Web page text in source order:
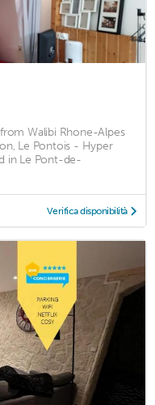
Walibi Rhone-Alpes
Le Pontois - Hyper
in Le Pont-de-
Verifica disponibilità